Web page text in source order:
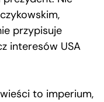
przypisuje
interesów USA
to imperium,